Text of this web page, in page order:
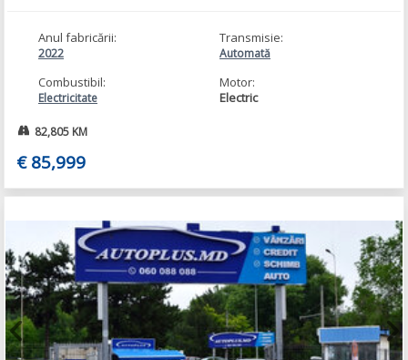
Anul fabricării:
2022
Transmisie:
Automată
Combustibil:
Electricitate
Motor:
Electric
82,805 KM
€ 85,999